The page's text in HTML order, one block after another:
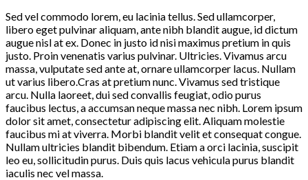
Sed vel commodo lorem, eu lacinia tellus. Sed ullamcorper,
libero eget pulvinar aliquam, ante nibh blandit augue, id dictum
augue nisl at ex. Donec in justo id nisi maximus pretium in quis
justo. Proin venenatis varius pulvinar. Ultricies. Vivamus arcu
massa, vulputate sed ante at, ornare ullamcorper lacus. Nullam
ut varius libero.Cras at pretium nunc. Vivamus sed tristique
arcu. Nulla laoreet, dui sed convallis feugiat, odio purus
faucibus lectus, a accumsan neque massa nec nibh. Lorem ipsum
dolor sit amet, consectetur adipiscing elit. Aliquam molestie
faucibus mi at viverra. Morbi blandit velit et consequat congue.
Nullam ultricies blandit bibendum. Etiam a orci lacinia, suscipit
leo eu, sollicitudin purus. Duis quis lacus vehicula purus blandit
iaculis nec vel massa.